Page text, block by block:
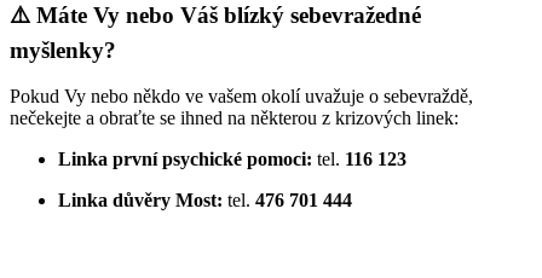
⚠️ Máte Vy nebo Váš blízký sebevražedné
myšlenky?
Pokud Vy nebo někdo ve vašem okolí uvažuje o sebevraždě,
nečekejte a obraťte se ihned na některou z krizových linek:
Linka první psychické pomoci: tel. 116 123
Linka důvěry Most: tel. 476 701 444